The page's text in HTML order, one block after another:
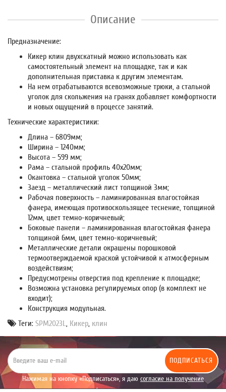
Описание
Предназначение:
Кикер клин двухскатный можно использовать как
самостоятельный элемент на площадке, так и как
дополнительная приставка к другим элементам.
На нем отрабатываются всевозможные трюки, а стальной
уголок для скольжения на гранях добавляет комфортности
и новых ощущений в процессе занятий.
Технические характеристики:
Длина – 6809мм;
Ширина – 1240мм;
Высота – 599 мм;
Рама – стальной профиль 40х20мм;
Окантовка – стальной уголок 50мм;
Заезд – металлический лист толщиной 3мм;
Рабочая поверхность – ламинированная влагостойкая
фанера, имеющая противоскользящее теснение, толщиной
12мм, цвет темно-коричневый;
Боковые панели – ламинированная влагостойкая фанера
толщиной 6мм, цвет темно-коричневый;
Металлические детали окрашены порошковой
термоотверждаемой краской устойчивой к атмосферным
воздействиям;
Предусмотрены отверстия под крепление к площадке;
Возможна установка регулируемых опор (в комплект не
входит);
Конструкция модульная.
Теги: SPM2023L, Кикер, клин
ПОДПИСАТЬСЯ
Нажимая на кнопку «Подписаться», я даю согласие на получение
уведомлений рекламного характера.